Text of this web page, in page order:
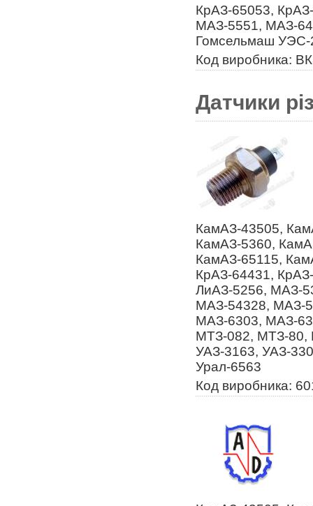
КрАЗ-65053,
МАЗ-5551, МАЗ-
Гомсельмаш УЭС-
Код виробника:
Датчики
КамАЗ-43505,
КамАЗ-5360,
КамАЗ-65115,
КрАЗ-64431,
ЛиАЗ-5256, МАЗ-
МАЗ-54328, МАЗ-
МАЗ-6303, МАЗ-
МТЗ-082, МТЗ-80,
УАЗ-3163, УАЗ-
Урал-6563
Код виробника: